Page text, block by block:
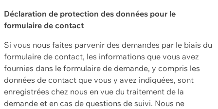
Déclaration de protection des données pour le
formulaire de contact
Si vous nous faites parvenir des demandes par le biais du
formulaire de contact, les informations que vous avez
fournies dans le formulaire de demande, y compris les
données de contact que vous y avez indiquées, sont
enregistrées chez nous en vue du traitement de la
demande et en cas de questions de suivi. Nous ne